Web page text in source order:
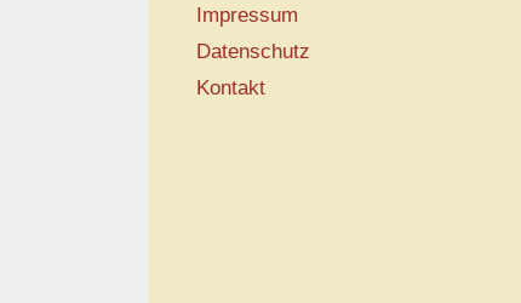
Impressum
Datenschutz
Kontakt